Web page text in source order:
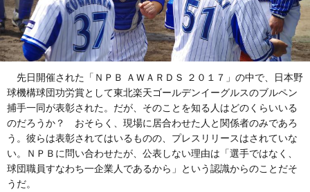
先日開催された「ＮＰＢ ＡＷＡＲＤＳ ２０１７」の中で、日本野
球機構球団功労賞として東北楽天ゴールデンイーグルスのブルペン
捕手一同が表彰された。だが、そのことを知る人はどのくらいいる
のだろうか？ おそらく、現場に居合わせた人と関係者のみであろ
う。彼らは表彰されてはいるものの、プレスリリースはされていな
い。ＮＰＢに問い合わせたが、公表しない理由は「選手ではなく、
球団職員すなわち一企業人であるから」という認識からのことだそ
うだ。